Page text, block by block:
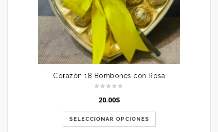
Corazón 18 Bombones con Rosa
20.00$
SELECCIONAR OPCIONES